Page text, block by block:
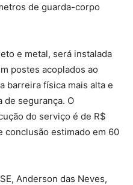
de guarda-corpo
e metal, será instalada
postes acoplados ao
barreira física mais alta e
segurança. O
do serviço é de R$
conclusão estimado em 60
Anderson das Neves,